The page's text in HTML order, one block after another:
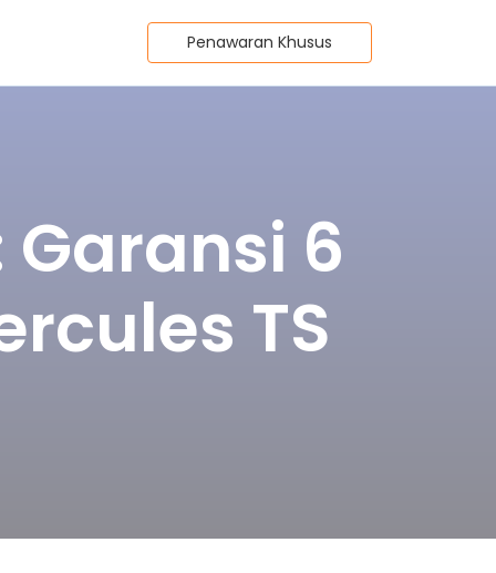
Penawaran Khusus
6
TS